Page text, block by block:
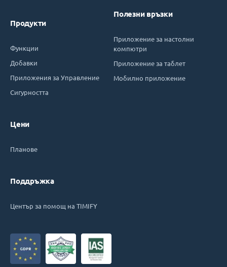
Продукти
Функции
Добавки
Приложения за Управление
Сигурността
Цени
Планове
Поддръжка
Център за помощ на TIMIFY
Полезни връзки
Приложение за настолни
компютри
Приложение за таблет
Мобилно приложение